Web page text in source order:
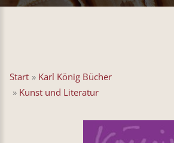
Start » Karl König Bücher
» Kunst und Literatur